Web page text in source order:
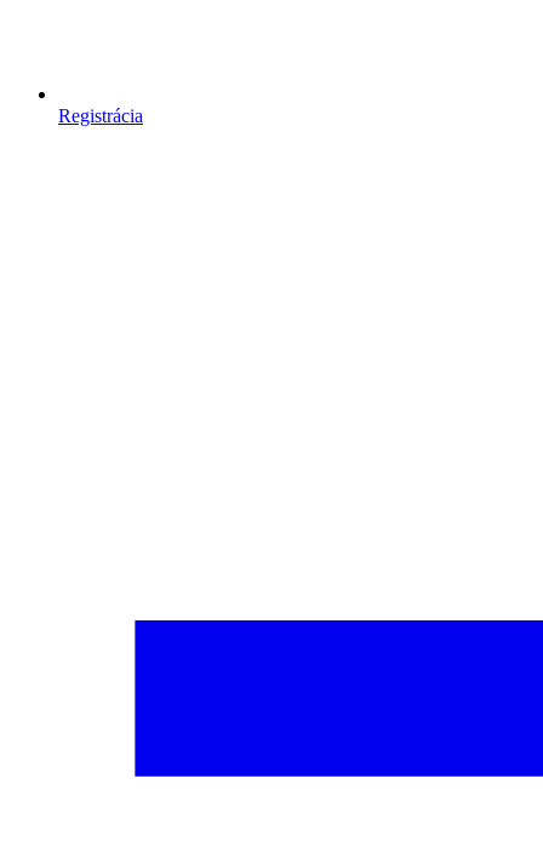
Registrácia